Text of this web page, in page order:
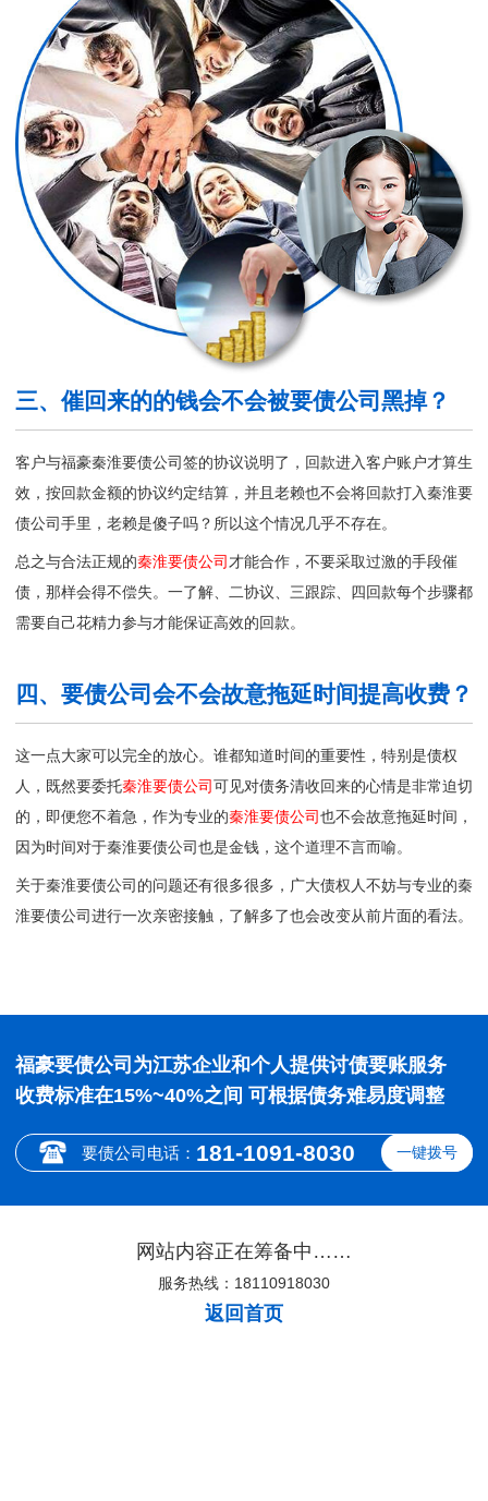
三、催回来的的钱会不会被要债公司黑掉？
客户与福豪秦淮要债公司签的协议说明了，回款进入客户账户才算生
效，按回款金额的协议约定结算，并且老赖也不会将回款打入秦淮要
债公司手里，老赖是傻子吗？所以这个情况几乎不存在。
总之与合法正规的秦淮要债公司才能合作，不要采取过激的手段催
债，那样会得不偿失。一了解、二协议、三跟踪、四回款每个步骤都
需要自己花精力参与才能保证高效的回款。
四、要债公司会不会故意拖延时间提高收费？
这一点大家可以完全的放心。谁都知道时间的重要性，特别是债权
人，既然要委托秦淮要债公司可见对债务清收回来的心情是非常迫切
的，即便您不着急，作为专业的秦淮要债公司也不会故意拖延时间，
因为时间对于秦淮要债公司也是金钱，这个道理不言而喻。
关于秦淮要债公司的问题还有很多很多，广大债权人不妨与专业的秦
淮要债公司进行一次亲密接触，了解多了也会改变从前片面的看法。
福豪要债公司为江苏企业和个人提供讨债要账服务
收费标准在15%~40%之间 可根据债务难易度调整
要债公司电话： 181-1091-8030 一键拨号
网站内容正在筹备中……
服务热线：18110918030
返回首页